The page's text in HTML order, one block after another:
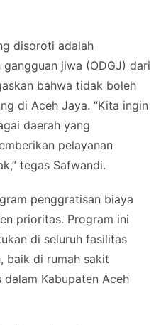
disoroti adalah
jiwa (ODGJ) dari
bahwa tidak boleh
di Aceh Jaya. “Kita ingin
daerah yang
pelayanan
tegas Safwandi.
penggratisan biaya
prioritas. Program ini
di seluruh fasilitas
baik di rumah sakit
dalam Kabupaten Aceh